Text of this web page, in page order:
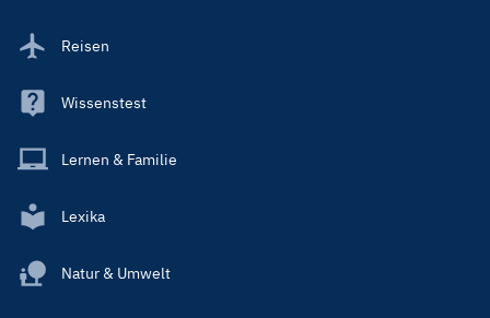
Reisen
Wissenstest
Lernen & Familie
Lexika
Natur & Umwelt